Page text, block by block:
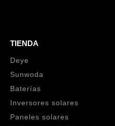
TIENDA
Deye
Sunwoda
Baterías
Inversores solares
Paneles solares